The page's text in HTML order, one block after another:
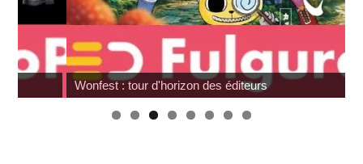
Wonfest : tour d'horizon des éditeurs